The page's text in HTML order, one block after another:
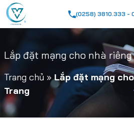
(0258) 3810.333 -
Lắp đặt mạng cho nhà
Trang chủ »Lắp đặt mạng
Trang